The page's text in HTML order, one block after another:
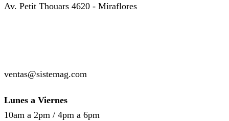
Av. Petit Thouars 4620 - Miraflores
ventas@sistemag.com
Lunes a Viernes
10am a 2pm / 4pm a 6pm